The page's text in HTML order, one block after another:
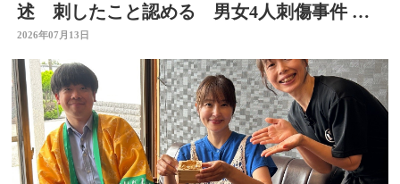
述 刺したこと認める 男女4人刺傷事件 被
害者と面識なし 大分
2026年07月13日